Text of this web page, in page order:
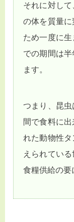
それに対し
の体を質量
ため一度に
での期間は
ます。
つまり、昆
間で食料に
れた動物性
えられてい
食糧供給の要